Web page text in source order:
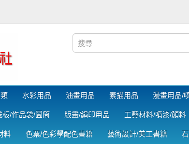
水彩用品 油畫用品 素描用品 漫畫用品/
板/作品袋/圖筒 版畫/絹印用品 工藝材料/噴漆/顏料
料 色票/色彩學配色書籍 藝術設計/美工書籍